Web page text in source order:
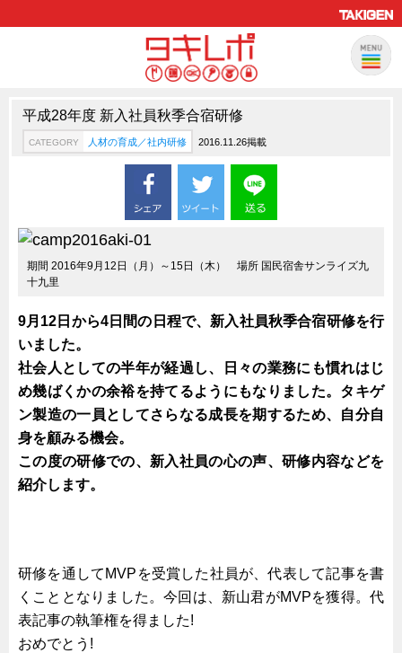
CATEGORY 製品情報
新製品ロケットニュース
How to 動画
ハイセキュリティ錠前TAKシリーズ
モニターアーム
CFRP（炭素繊維強化プラスチック）
CATEGORY ソリューション
船舶・港湾設備
試作・特注品の事例集
SDGs配慮・脱炭素
医療・福祉・介護関連
ロボット・自動化装置関連
平成28年度 新入社員秋季合宿研修
CATEGORY 人材の育成／社内研修 2016.11.26掲載
期間 2016年9月12日（月）～15日（木） 場所 国民宿舎サンライズ九
十九里
9月12日から4日間の日程で、新入社員秋季合宿研修を行
いました。
社会人としての半年が経過し、日々の業務にも慣れはじ
め幾ばくかの余裕を持てるようにもなりました。タキゲ
ン製造の一員としてさらなる成長を期するため、自分自
身を顧みる機会。
この度の研修での、新入社員の心の声、研修内容などを
紹介します。
研修を通してMVPを受賞した社員が、代表して記事を書
くこととなりました。今回は、新山君がMVPを獲得。代
表記事の執筆権を得ました!
おめでとう!